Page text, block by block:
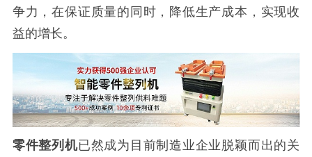
争力，在保证质量的同时，降低生产成本，实现收
益的增长。
零件整列机已然成为目前制造业企业脱颖而出的关